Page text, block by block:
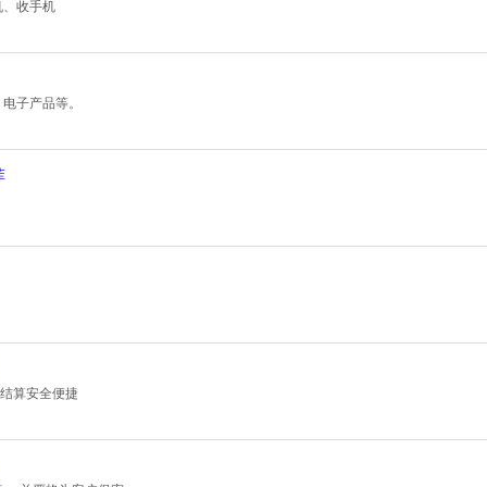
、收手机
子产品等。
算安全便捷